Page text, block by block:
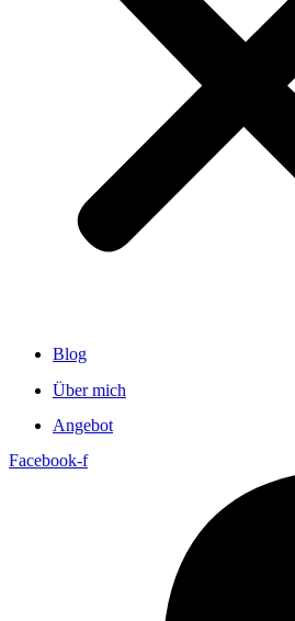
Blog
Über mich
Angebot
Facebook-f